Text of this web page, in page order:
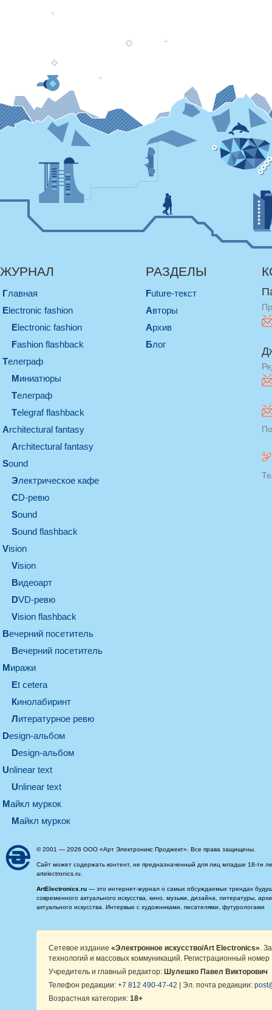
ЖУРНАЛ
Главная
electronic fashion
electronic fashion
Fashion flashback
телеграф
миниатюры
телеграф
Telegraf flashback
architectural fantasy
architectural fantasy
sound
электрическое кафе
CD-ревю
sound
Sound flashback
vision
vision
видеоарт
DVD-ревю
Vision flashback
вечерний посетитель
вечерний посетитель
миражи
et cetera
кинолабиринт
литературное ревю
design-альбом
design-альбом
unlinear text
Unlinear text
майкл муркок
майкл муркок
РАЗДЕЛЫ
Future-текст
Авторы
Архив
Блог
© 2001 — 2026 ООО «Арт Электроникс Проджект». Все права защищены.
Сайт может содержать контент, не предназначенный для лиц младше 18-ти
artelectronics.ru.
ArtElectronics.ru — это интернет-журнал о самых обсуждаемых трендах
современного актуального искусства, кино, музыки, дизайна, литературы,
актуального искусства. Интервью с художниками, писателями, футурологами
Сетевое издание «Электронное искусство/Art Electronics» .
технологий и массовых коммуникаций. Регистрационный
Учредитель и главный редактор: Шулешко Павел Викторович
Телефон редакции: +7 812 490-47-42 | Эл. почта редакции:
Возрастная категория: 18+